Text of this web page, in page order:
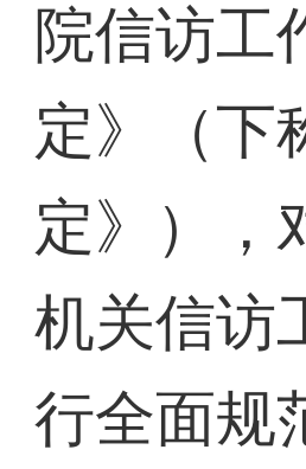
院信访工
定》（下
定》），
机关信访
行全面规